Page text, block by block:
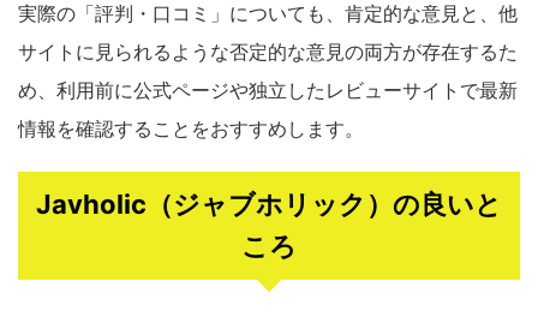
実際の「評判・口コミ」についても、肯定的な意見と、他
サイトに見られるような否定的な意見の両方が存在するた
め、利用前に公式ページや独立したレビューサイトで最新
情報を確認することをおすすめします。
Javholic（ジャブホリック）の良いと
ころ